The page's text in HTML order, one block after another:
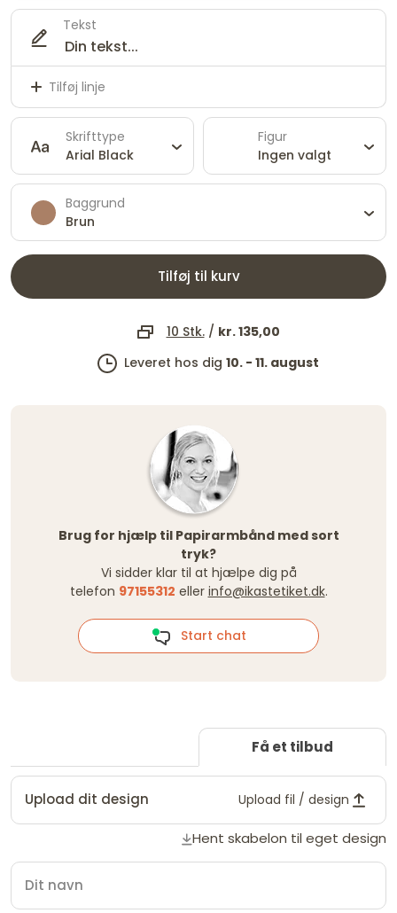
Tekst
Tilføj linje
Skrifttype
Arial Black
Figur
Ingen valgt
Baggrund
Brun
Tilføj til kurv
10 Stk./ kr. 135,00
Leveret hos dig 10. - 11. august
Brug for hjælp til Papirarmbånd med sort
tryk?
Vi sidder klar til at hjælpe dig på
telefon 97155312 eller info@ikastetiket.dk.
Start chat
Få et tilbud
Upload dit design Upload fil / design
Hent skabelon til eget design